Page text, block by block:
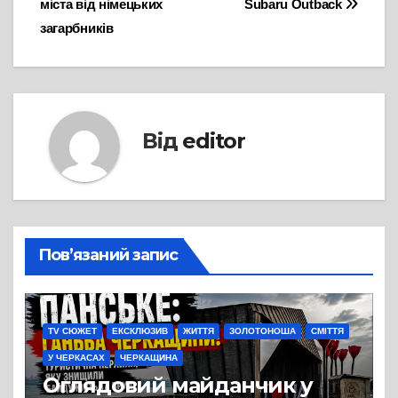
Subaru Outback
міста від німецьких
загарбників
Від editor
Пов’язаний запис
TV СЮЖЕТ ЕКСКЛЮЗИВ ЖИТТЯ ЗОЛОТОНОША СМІТТЯ
У ЧЕРКАСАХ ЧЕРКАЩИНА
Оглядовий майданчик у